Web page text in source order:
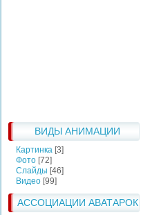
ВИДЫ АНИМАЦИИ
Картинка [3]
Фото [72]
Слайды [46]
Видео [99]
АССОЦИАЦИИ АВАТАРОК